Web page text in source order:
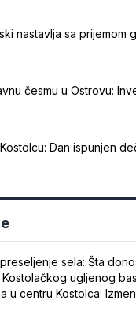
nastavlja sa prijemom
česmu u Ostrovu:
Dan ispunjen
sela: Šta
ugljenog
u centru Kostolca: